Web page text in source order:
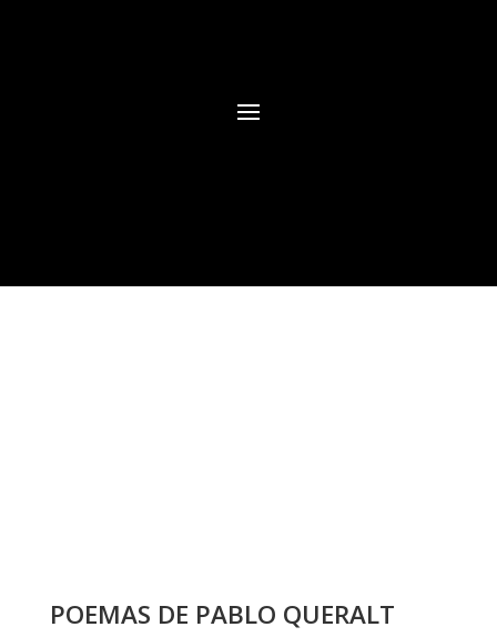
POEMAS DE PABLO QUERALT